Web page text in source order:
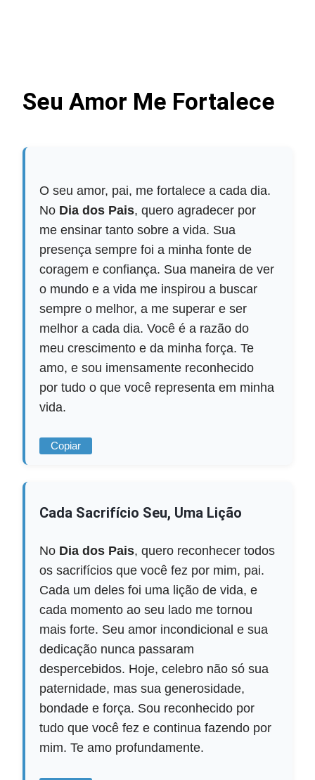
Seu Amor Me Fortalece
O seu amor, pai, me fortalece a cada dia.
No Dia dos Pais, quero agradecer por
me ensinar tanto sobre a vida. Sua
presença sempre foi a minha fonte de
coragem e confiança. Sua maneira de ver
o mundo e a vida me inspirou a buscar
sempre o melhor, a me superar e ser
melhor a cada dia. Você é a razão do
meu crescimento e da minha força. Te
amo, e sou imensamente reconhecido
por tudo o que você representa em minha
vida.
Copiar
Cada Sacrifício Seu, Uma Lição
No Dia dos Pais, quero reconhecer todos
os sacrifícios que você fez por mim, pai.
Cada um deles foi uma lição de vida, e
cada momento ao seu lado me tornou
mais forte. Seu amor incondicional e sua
dedicação nunca passaram
despercebidos. Hoje, celebro não só sua
paternidade, mas sua generosidade,
bondade e força. Sou reconhecido por
tudo que você fez e continua fazendo por
mim. Te amo profundamente.